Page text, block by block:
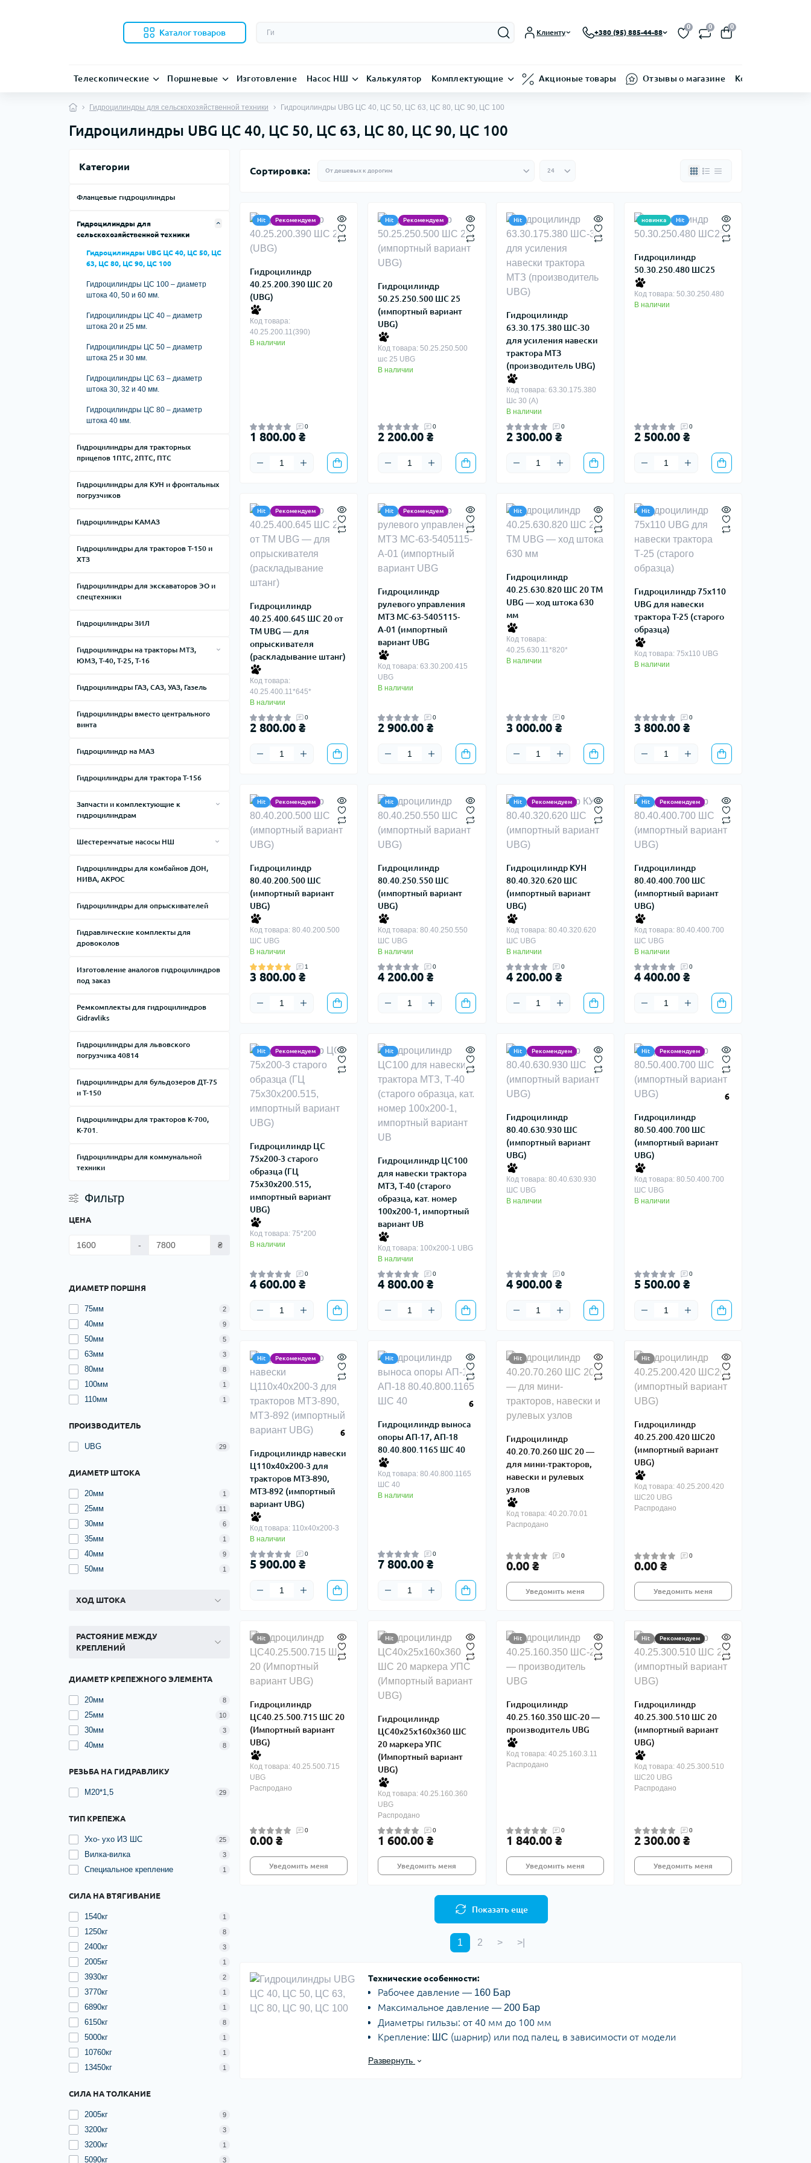
Каталог товаров Клиенту +380 (95) 885-44-88
0 0 0
Телескопические Поршневые Изготовление Насос НШ Калькулятор Комплектующие Акционые товары Отзывы о магазине Контакти
Гидроцилиндры для сельскохозяйственной техники Гидроцилиндры UBG ЦС 40, ЦС 50, ЦС 63, ЦС 80, ЦС 90, ЦС 100
Гидроцилиндры UBG ЦС 40, ЦС 50, ЦС 63, ЦС 80, ЦС 90, ЦС 100
Категории
Фланцевые гидроцилиндры
Гидроцилиндры для
сельскохозяйственной техники
Гидроцилиндры UBG ЦС 40, ЦС 50, ЦС
63, ЦС 80, ЦС 90, ЦС 100
Гидроцилиндры ЦС 100 – диаметр
штока 40, 50 и 60 мм.
Гидроцилиндры ЦС 40 – диаметр
штока 20 и 25 мм.
Гидроцилиндры ЦС 50 – диаметр
штока 25 и 30 мм.
Гидроцилиндры ЦС 63 – диаметр
штока 30, 32 и 40 мм.
Гидроцилиндры ЦС 80 – диаметр
штока 40 мм.
Гидроцилиндры для тракторных
прицепов 1ПТС, 2ПТС, ПТС
Гидроцилиндры для КУН и фронтальных
погрузчиков
Гидроцилиндры КАМАЗ
Гидроцилиндры для тракторов Т-150 и
ХТЗ
Гидроцилиндры для экскаваторов ЭО и
спецтехники
Гидроцилиндры ЗИЛ
Гидроцилиндры на тракторы МТЗ,
ЮМЗ, Т-40, Т-25, Т-16
МТЗ, ЮМЗ, Т-40, Т-25
тракторов
Гидроцилиндры ГАЗ, САЗ, УАЗ, Газель
Гидроцилиндры вместо центрального
винта
Гидроцилиндр на МАЗ
Гидроцилиндры для трактора Т-156
Запчасти и комплектующие к
гидроцилиндрам
гидроцилиндрам
Штоки для гидроцилиндров Ц75, Ц80,
Шестеренчатые насосы НШ
ТД ВАЗ
Гидроцилиндры для комбайнов ДОН,
НИВА, АКРОС
Гидроцилиндры для опрыскивателей
Гидравлические комплекты для
дровоколов
Изготовление аналогов гидроцилиндров
под заказ
Ремкомплекты для гидроцилиндров
Gidravliks
Гидроцилиндры для львовского
погрузчика 40814
Гидроцилиндры для бульдозеров ДТ-75
и Т-150
Гидроцилиндры для тракторов К-700,
К-701.
Гидроцилиндры для коммунальной
техники
Фильтр
ЦЕНА
- ₴
ДИАМЕТР ПОРШНЯ
75мм 2
40мм 9
50мм 5
63мм 3
80мм 8
100мм 1
110мм 1
ПРОИЗВОДИТЕЛЬ
UBG 29
ДИАМЕТР ШТОКА
20мм 1
25мм 11
30мм 6
35мм 1
40мм 9
50мм 1
ХОД ШТОКА
РАСТОЯНИЕ МЕЖДУ
КРЕПЛЕНИЙ
ДИАМЕТР КРЕПЕЖНОГО ЭЛЕМЕНТА
20мм 8
25мм 10
30мм 3
40мм 8
РЕЗЬБА НА ГИДРАВЛИКУ
М20*1,5 29
ТИП КРЕПЕЖА
Ухо- ухо ИЗ ШС 25
Вилка-вилка 3
Специальное крепление 1
СИЛА НА ВТЯГИВАНИЕ
1540кг 1
1250кг 8
2400кг 3
2005кг 1
3930кг 2
3770кг 1
6890кг 1
6150кг 8
5000кг 1
10760кг 1
13450кг 1
СИЛА НА ТОЛКАНИЕ
2005кг 9
3200кг 3
3200кг 1
5090кг 3
Сортировка:
Hit Рекомендуем
Гидроцилиндр
40.25.200.390 ШС 20
(UBG)
Код товара:
40.25.200.11(390)
В наличии
0
1 800.00 ₴
Hit Рекомендуем
Гидроцилиндр
50.25.250.500 ШС 25
(импортный вариант
UBG)
Код товара: 50.25.250.500
шс 25 UBG
В наличии
0
2 200.00 ₴
Hit
Гидроцилиндр
63.30.175.380 ШС-30
для усиления навески
трактора МТЗ
(производитель UBG)
Код товара: 63.30.175.380
Шс 30 (А)
В наличии
0
2 300.00 ₴
новинка Hit
Гидроцилиндр
50.30.250.480 ШС25
Код товара: 50.30.250.480
В наличии
0
2 500.00 ₴
Hit Рекомендуем
Гидроцилиндр
40.25.400.645 ШС 20 от
ТМ UBG — для
опрыскивателя
(раскладывание штанг)
Код товара:
40.25.400.11*645*
В наличии
0
2 800.00 ₴
Hit Рекомендуем
Гидроцилиндр
рулевого управления
МТЗ МС-63-5405115-
А-01 (импортный
вариант UBG
Код товара: 63.30.200.415
UBG
В наличии
0
2 900.00 ₴
Hit
Гидроцилиндр
40.25.630.820 ШС 20 ТМ
UBG — ход штока 630
мм
Код товара:
40.25.630.11*820*
В наличии
0
3 000.00 ₴
Hit
Гидроцилиндр 75х110
UBG для навески
трактора Т-25 (старого
образца)
Код товара: 75х110 UBG
В наличии
0
3 800.00 ₴
Hit Рекомендуем
Гидроцилиндр
80.40.200.500 ШС
(импортный вариант
UBG)
Код товара: 80.40.200.500
ШС UBG
В наличии
1
3 800.00 ₴
Hit
Гидроцилиндр
80.40.250.550 ШС
(импортный вариант
UBG)
Код товара: 80.40.250.550
ШС UBG
В наличии
0
4 200.00 ₴
Hit Рекомендуем
Гидроцилиндр КУН
80.40.320.620 ШС
(импортный вариант
UBG)
Код товара: 80.40.320.620
ШС UBG
В наличии
0
4 200.00 ₴
Hit Рекомендуем
Гидроцилиндр
80.40.400.700 ШС
(импортный вариант
UBG)
Код товара: 80.40.400.700
ШС UBG
В наличии
0
4 400.00 ₴
Hit Рекомендуем
Гидроцилиндр ЦС
75х200-3 старого
образца (ГЦ
75х30х200.515,
импортный вариант
UBG)
Код товара: 75*200
В наличии
0
4 600.00 ₴
Hit
Гидроцилиндр ЦС100
для навески трактора
МТЗ, Т-40 (старого
образца, кат. номер
100х200-1, импортный
вариант UB
Код товара: 100х200-1 UBG
В наличии
0
4 800.00 ₴
Hit Рекомендуем
Гидроцилиндр
80.40.630.930 ШС
(импортный вариант
UBG)
Код товара: 80.40.630.930
ШС UBG
В наличии
0
4 900.00 ₴
Hit Рекомендуем
6
Гидроцилиндр
80.50.400.700 ШС
(импортный вариант
UBG)
Код товара: 80.50.400.700
ШС UBG
В наличии
0
5 500.00 ₴
Hit Рекомендуем
6
Гидроцилиндр навески
Ц110х40х200-3 для
тракторов МТЗ-890,
МТЗ-892 (импортный
вариант UBG)
Код товара: 110х40х200-3
В наличии
0
5 900.00 ₴
Hit
6
Гидроцилиндр выноса
опоры АП-17, АП-18
80.40.800.1165 ШС 40
Код товара: 80.40.800.1165
ШС 40
В наличии
0
7 800.00 ₴
Hit
Гидроцилиндр
40.20.70.260 ШС 20 —
для мини-тракторов,
навески и рулевых
узлов
Код товара: 40.20.70.01
Распродано
0
0.00 ₴
Уведомить меня
Hit
Гидроцилиндр
40.25.200.420 ШС20
(импортный вариант
UBG)
Код товара: 40.25.200.420
ШС20 UBG
Распродано
0
0.00 ₴
Уведомить меня
Hit
Гидроцилиндр
ЦС40.25.500.715 ШС 20
(Импортный вариант
UBG)
Код товара: 40.25.500.715
UBG
Распродано
0
0.00 ₴
Уведомить меня
Hit
Гидроцилиндр
ЦС40х25х160х360 ШС
20 маркера УПС
(Импортный вариант
UBG)
Код товара: 40.25.160.360
UBG
Распродано
0
1 600.00 ₴
Уведомить меня
Hit
Гидроцилиндр
40.25.160.350 ШС-20 —
производитель UBG
Код товара: 40.25.160.3.11
Распродано
0
1 840.00 ₴
Уведомить меня
Hit Рекомендуем
Гидроцилиндр
40.25.300.510 ШС 20
(импортный вариант
UBG)
Код товара: 40.25.300.510
ШС20 UBG
Распродано
0
2 300.00 ₴
Уведомить меня
Показать еще
1 2 > >|
Технические особенности:
Рабочее давление — 160 Бар
Максимальное давление — 200 Бар
Диаметры гильзы: от 40 мм до 100 мм
Крепление: ШС (шарнир) или под палец, в зависимости от модели
Развернуть